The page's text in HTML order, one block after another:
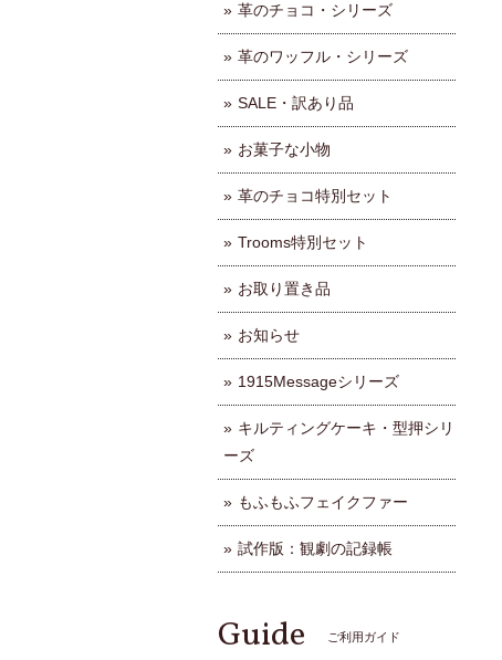
革のチョコ・シリーズ
革のワッフル・シリーズ
SALE・訳あり品
お菓子な小物
革のチョコ特別セット
Trooms特別セット
お取り置き品
お知らせ
1915Messageシリーズ
キルティングケーキ・型押シリ
ーズ
もふもふフェイクファー
試作版：観劇の記録帳
Guide ご利用ガイド